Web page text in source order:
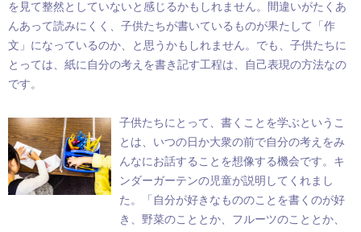
を見て整然としていないと感じるかもしれません。間違いがたくあ
んあって読みにくく、子供たちが書いているものが果たして「作
文」になっているのか、と思うかもしれません。でも、子供たちに
とっては、紙に自分の考えを書き記す工程は、自己表現の方法なの
です。
子供たちにとって、書くことを学ぶというこ
とは、いつの日か大衆の前で自分の考えをみ
んなにお話することを想像する機会です。キ
ンダーガーテンの児童が説明してくれまし
た。「自分が好きなもののことを書くのが好
き、野菜のこととか、フルーツのこととか、